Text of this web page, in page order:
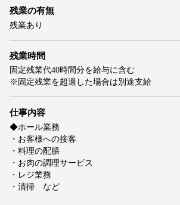
残業の有無
残業あり
残業時間
固定残業代40時間分を給与に含む
※固定残業を超過した場合は別途支給
仕事内容
◆ホール業務
・お客様への接客
・料理の配膳
・お肉の調理サービス
・レジ業務
・清掃 など